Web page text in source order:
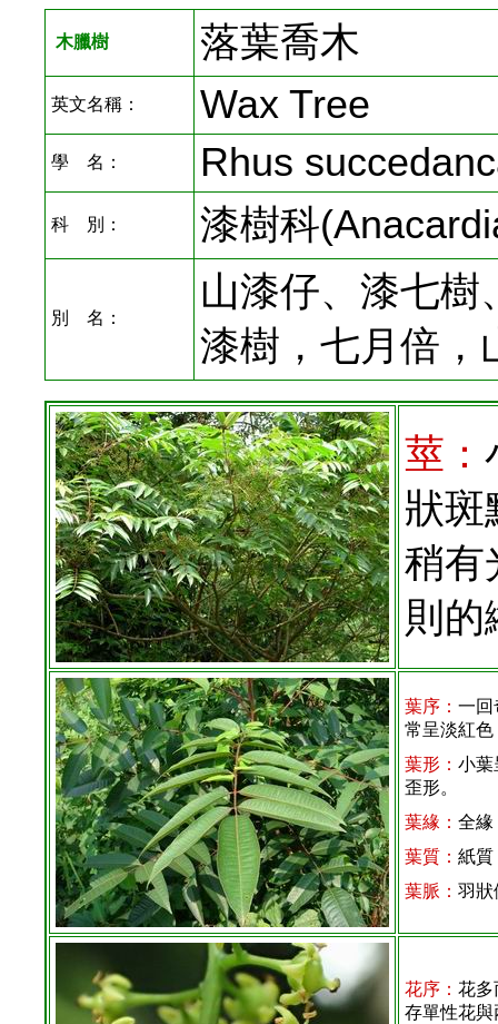
木臘樹 落葉喬木
英文名稱： Wax Tree
學 名： Rhus
科 別： 漆樹科
別 名：
山漆仔、漆七樹
漆樹，七月倍，
莖：
狀斑
稍有
則的
葉序： 一回
常呈淡紅
葉形： 小葉
歪形。
葉緣： 全緣
葉質： 紙質
葉脈： 羽狀
花序： 花多
存單性花